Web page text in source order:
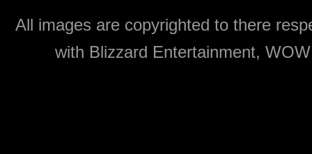
All images are copyrighted to there
with Blizzard Entertainment,